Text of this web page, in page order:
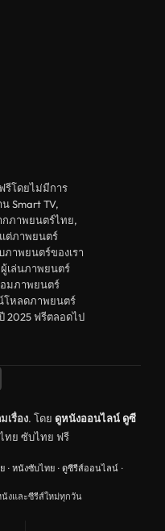
รีโดยไม่มีการ
Smart TV,
กภาพยนตร์ไทย,
ต่ภาพยนตร์
ภาพยนตร์ของเรา
เล่นภาพยนตร์
อมภาพยนตร์
โหลดภาพยนตร์
2025 ฟรีตลอดไป
เรื่อง. โดย ดูหนังออนไลน์ ดูซี
ทย ซับไทย ฟรี
· หนังซับไทย · ดูซีรีส์ออนไลน์ ·
งและซีรีส์ใหม่ทุกวัน